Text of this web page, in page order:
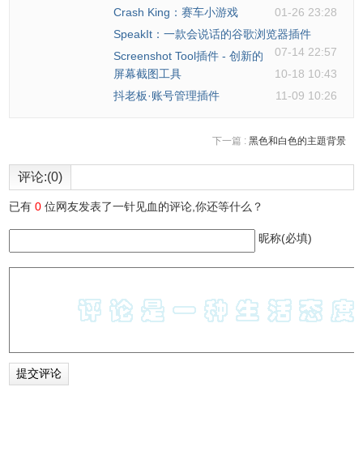
Crash King：赛车小游戏
01-26 23:28
SpeakIt：一款会说话的谷歌浏览器插件
07-14 22:57
Screenshot Tool插件 - 创新的
屏幕截图工具
10-18 10:43
抖老板·账号管理插件
11-09 10:26
下一篇 : 黑色和白色的主題背景
评论:(0)
已有0 位网友发表了一针见血的评论,你还等什么？
昵称(必填)